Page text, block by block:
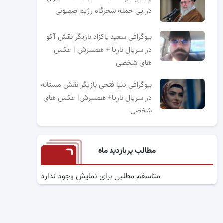
در پی حمله سحرگاه رژیم صهیونی
بیوگرافی سعید پاکزاد بازیگر نقش آکو
در سریال ناریا + همسرش | عکس
های شخصی
بیوگرافی دنیا فتحی بازیگر نقش مستانه
در سریال ناریا+ همسرش| عکس های
شخصی
مطالب پربازدید ماه
متاسفم مطلبی برای نمایش وجود ندارد